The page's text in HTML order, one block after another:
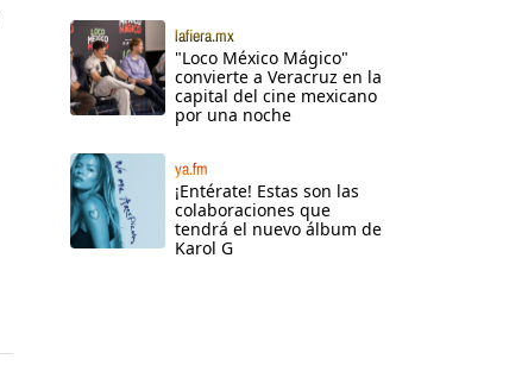
lafiera.mx
"Loco México Mágico"
convierte a Veracruz en la
capital del cine mexicano
por una noche
ya.fm
¡Entérate! Estas son las
colaboraciones que
tendrá el nuevo álbum de
Karol G